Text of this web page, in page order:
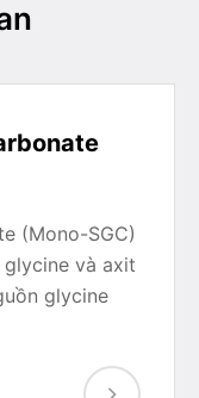
(Mono-SGC)
và axit
glycine